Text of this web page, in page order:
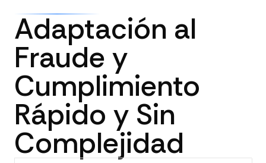
Adaptación al
Fraude y
Cumplimiento
Rápido y Sin
Complejidad